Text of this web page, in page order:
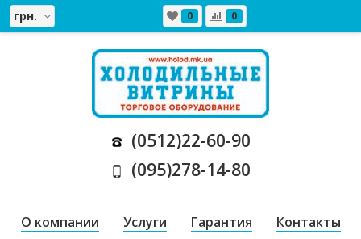
грн. 0 0
(0512)22-60-90
(095)278-14-80
О компании Услуги Гарантия
Контакты